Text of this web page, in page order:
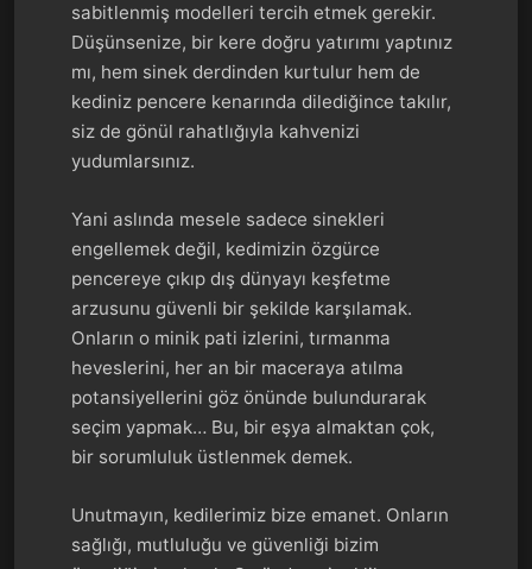
sabitlenmiş modelleri tercih etmek gerekir.
Düşünsenize, bir kere doğru yatırımı yaptınız
mı, hem sinek derdinden kurtulur hem de
kediniz pencere kenarında dilediğince takılır,
siz de gönül rahatlığıyla kahvenizi
yudumlarsınız.
Yani aslında mesele sadece sinekleri
engellemek değil, kedimizin özgürce
pencereye çıkıp dış dünyayı keşfetme
arzusunu güvenli bir şekilde karşılamak.
Onların o minik pati izlerini, tırmanma
heveslerini, her an bir maceraya atılma
potansiyellerini göz önünde bulundurarak
seçim yapmak… Bu, bir eşya almaktan çok,
bir sorumluluk üstlenmek demek.
Unutmayın, kedilerimiz bize emanet. Onların
sağlığı, mutluluğu ve güvenliği bizim